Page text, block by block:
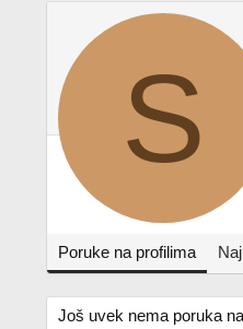
S
Poruke na profilima
Još uvek nema poruka